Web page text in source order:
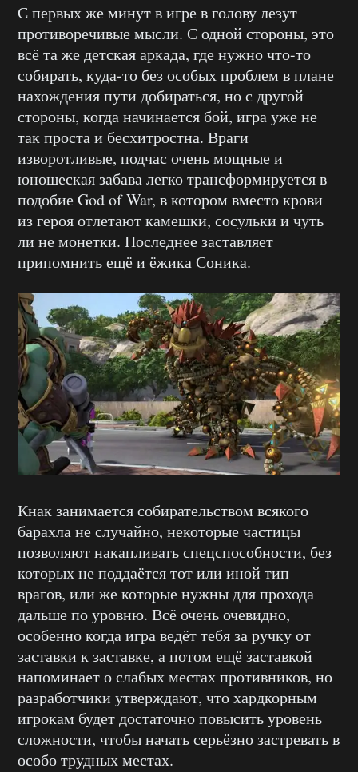
С первых же минут в игре в голову лезут
противоречивые мысли. С одной стороны, это
всё та же детская аркада, где нужно что-то
собирать, куда-то без особых проблем в плане
нахождения пути добираться, но с другой
стороны, когда начинается бой, игра уже не
так проста и бесхитростна. Враги
изворотливые, подчас очень мощные и
юношеская забава легко трансформируется в
подобие God of War, в котором вместо крови
из героя отлетают камешки, сосульки и чуть
ли не монетки. Последнее заставляет
припомнить ещё и ёжика Соника.
Кнак занимается собирательством всякого
барахла не случайно, некоторые частицы
позволяют накапливать спецспособности, без
которых не поддаётся тот или иной тип
врагов, или же которые нужны для прохода
дальше по уровню. Всё очень очевидно,
особенно когда игра ведёт тебя за ручку от
заставки к заставке, а потом ещё заставкой
напоминает о слабых местах противников, но
разработчики утверждают, что хардкорным
игрокам будет достаточно повысить уровень
сложности, чтобы начать серьёзно застревать в
особо трудных местах.